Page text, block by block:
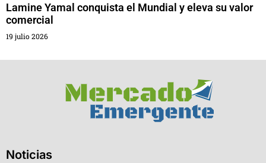
Lamine Yamal conquista el Mundial y eleva su valor
comercial
19 julio 2026
Noticias